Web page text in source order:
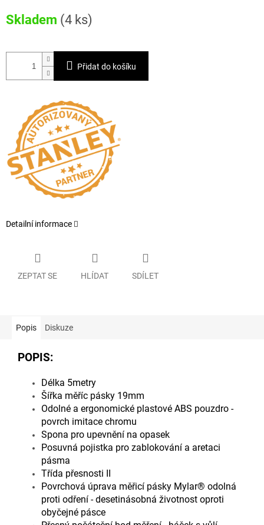
cena:
Skladem (4 ks)
Přidat do košíku
Detailní informace
ZEPTAT SE HLÍDAT SDÍLET
Popis Diskuze
POPIS:
Délka 5metry
Šířka měříc pásky 19mm
Odolné a ergonomické plastové ABS pouzdro -
povrch imitace chromu
Spona pro upevnění na opasek
Posuvná pojistka pro zablokování a aretaci
pásma
Třída přesnosti II
Povrchová úprava měřicí pásky Mylar® odolná
proti odření - desetinásobná životnost oproti
obyčejné pásce